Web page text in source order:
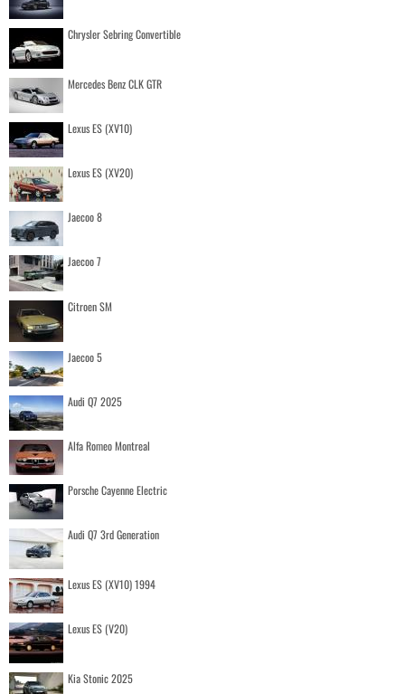
Chrysler Sebring Convertible
Mercedes Benz CLK GTR
Lexus ES (XV10)
Lexus ES (XV20)
Jaecoo 8
Jaecoo 7
Citroen SM
Jaecoo 5
Audi Q7 2025
Alfa Romeo Montreal
Porsche Cayenne Electric
Audi Q7 3rd Generation
Lexus ES (XV10) 1994
Lexus ES (V20)
Kia Stonic 2025